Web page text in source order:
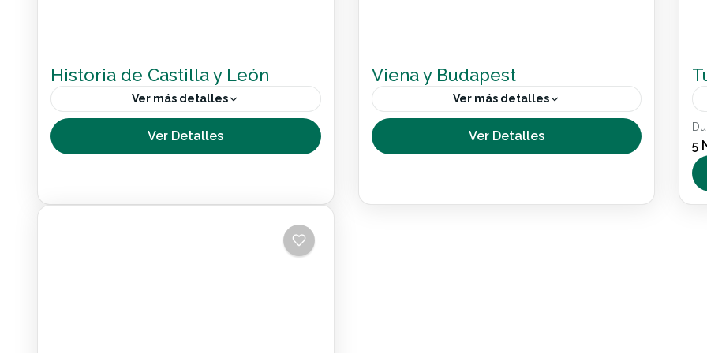
Historia de Castilla y León
Ver más detalles
En este viaje inclusivo podrás recorrer la
historia a través de algunos de los lugares
Nacional
Ver Detalles
Viena y Budapest
Ver más detalles
Un destino accesible donde conocerás sin
barreras las dos grandes ciudades
Internacional
Ver Detalles
5